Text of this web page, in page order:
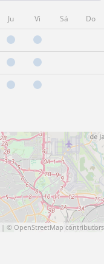
Ju Vi Sá Do
| © OpenStreetMap contributors